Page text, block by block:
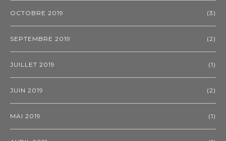
OCTOBRE 2019 (3)
SEPTEMBRE 2019 (2)
JUILLET 2019 (1)
JUIN 2019 (2)
MAI 2019 (1)